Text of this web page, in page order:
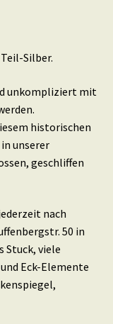
Silber.
unkompliziert mit
historischen
unserer
geschliffen
nach
50 in
Stuck, viele
Eck-Elemente